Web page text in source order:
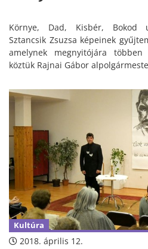
Környe, Dad, Kisbér, Bokod
Sztancsik Zsuzsa képeinek
amelynek megnyitójára
köztük Rajnai Gábor
Kultúra
2018. április 12.